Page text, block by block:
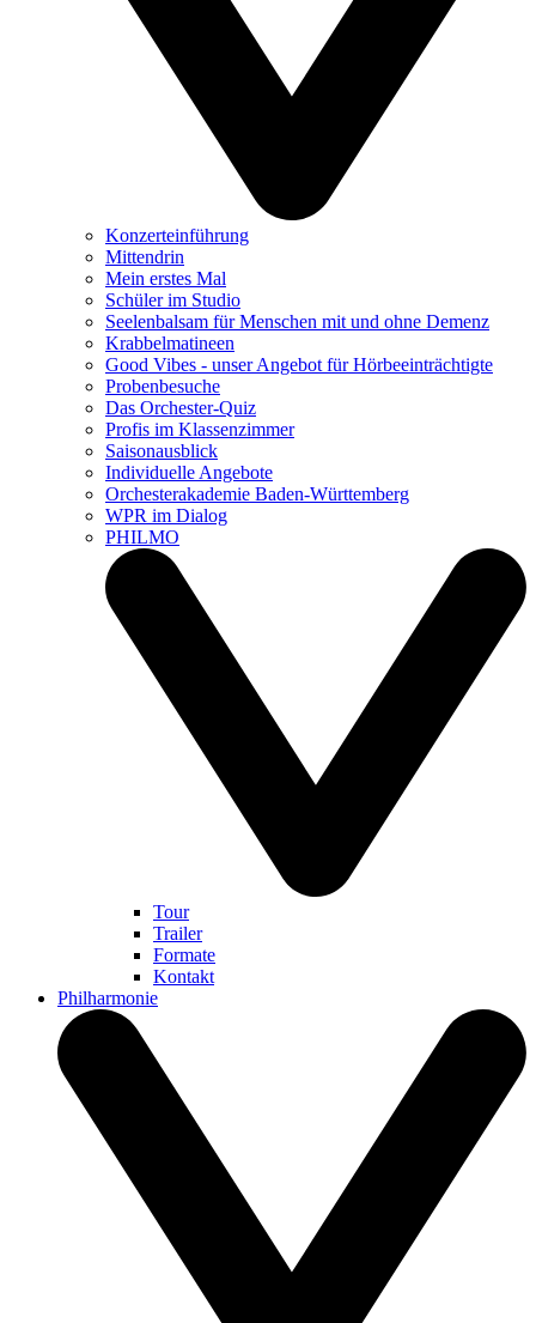
Konzerteinführung
Mittendrin
Mein erstes Mal
Schüler im Studio
Seelenbalsam für Menschen mit und ohne Demenz
Krabbelmatineen
Good Vibes - unser Angebot für Hörbeeinträchtigte
Probenbesuche
Das Orchester-Quiz
Profis im Klassenzimmer
Saisonausblick
Individuelle Angebote
Orchesterakademie Baden-Württemberg
WPR im Dialog
PHILMO
Tour
Trailer
Formate
Kontakt
Philharmonie